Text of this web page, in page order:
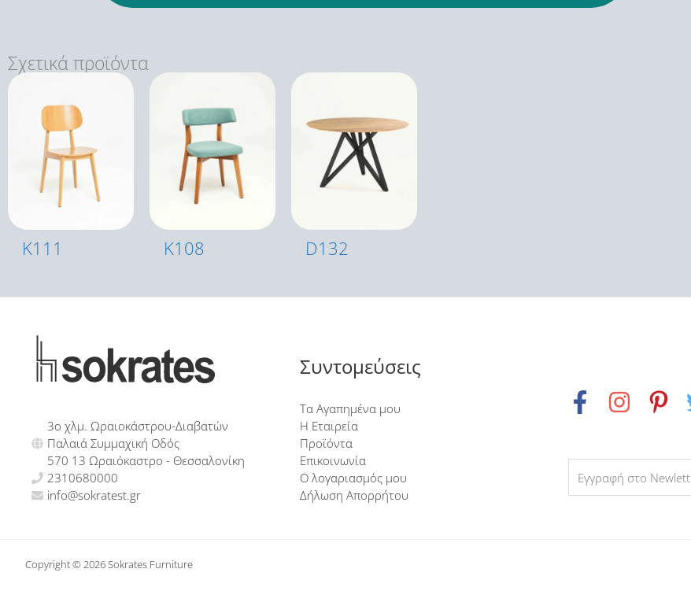
Σχετικά προϊόντα
K111 K108 D132
3ο χλμ. Ωραιοκάστρου-Διαβατών
Παλαιά Συμμαχική Οδός
570 13 Ωραιόκαστρο - Θεσσαλονίκη
2310680000
info@sokratest.gr
Συντομεύσεις
Τα Αγαπημένα μου
Η Εταιρεία
Προϊόντα
Επικοινωνία
Ο λογαριασμός μου
Δήλωση Απορρήτου
Copyright © 2026 Sokrates Furniture